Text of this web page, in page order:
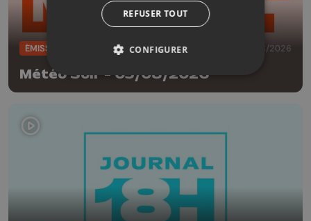
ÉMISSIONS 05/08/2026
Météo Soir - 05/08/2026
REFUSER TOUT
CONFIGURER